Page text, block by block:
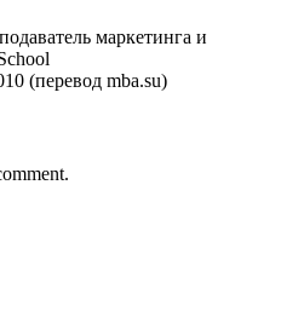
маркетинга и
(перевод mba.su)